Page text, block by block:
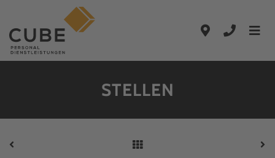
Zum Hauptinhalt springen
Zur Hauptnavigation springen
STELLEN